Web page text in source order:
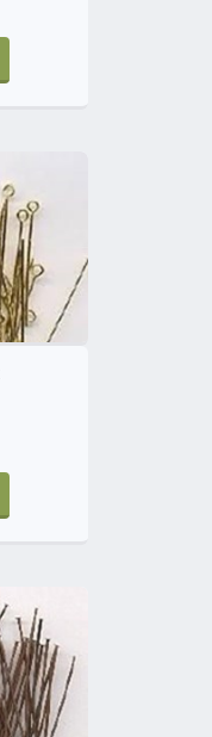
Mere
Mere